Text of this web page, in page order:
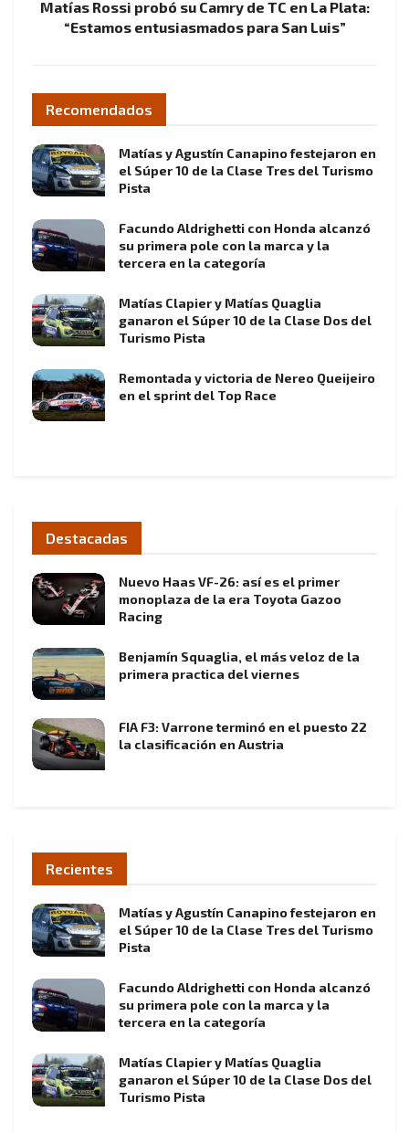
Matías Rossi probó su Camry de TC en La Plata:
“Estamos entusiasmados para San Luis”
Recomendados
Matías y Agustín Canapino festejaron en
el Súper 10 de la Clase Tres del Turismo
Pista
Facundo Aldrighetti con Honda alcanzó
su primera pole con la marca y la
tercera en la categoría
Matías Clapier y Matías Quaglia
ganaron el Súper 10 de la Clase Dos del
Turismo Pista
Remontada y victoria de Nereo Queijeiro
en el sprint del Top Race
Destacadas
Nuevo Haas VF-26: así es el primer
monoplaza de la era Toyota Gazoo
Racing
Benjamín Squaglia, el más veloz de la
primera practica del viernes
FIA F3: Varrone terminó en el puesto 22
la clasificación en Austria
Recientes
Matías y Agustín Canapino festejaron en
el Súper 10 de la Clase Tres del Turismo
Pista
Facundo Aldrighetti con Honda alcanzó
su primera pole con la marca y la
tercera en la categoría
Matías Clapier y Matías Quaglia
ganaron el Súper 10 de la Clase Dos del
Turismo Pista